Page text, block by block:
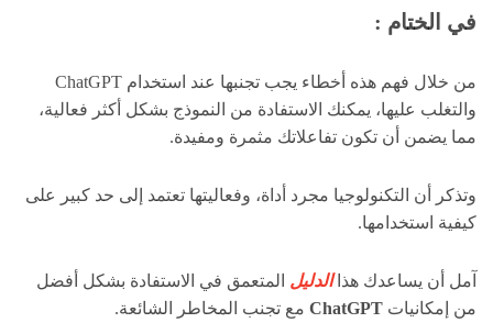
في الختام :
من خلال فهم هذه أخطاء يجب تجنبها عند استخدام ChatGPT
والتغلب عليها، يمكنك الاستفادة من النموذج بشكل أكثر فعالية،
مما يضمن أن تكون تفاعلاتك مثمرة ومفيدة.
وتذكر أن التكنولوجيا مجرد أداة، وفعاليتها تعتمد إلى حد كبير على
كيفية استخدامها.
آمل أن يساعدك هذاالدليل المتعمق في الاستفادة بشكل أفضل
من إمكانيات ChatGPT مع تجنب المخاطر الشائعة.